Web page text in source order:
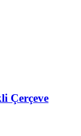
Çerçeve